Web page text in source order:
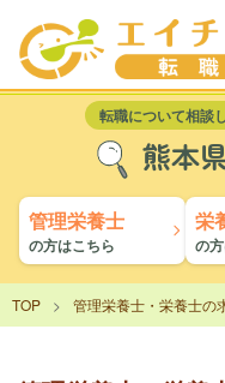
転職について相談
熊本
管理栄養士
の方はこちら
栄
の
TOP 管理栄養士・栄養士の